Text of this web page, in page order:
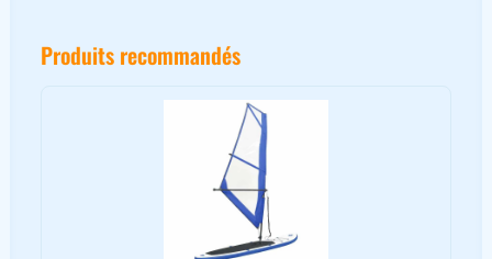
Produits recommandés